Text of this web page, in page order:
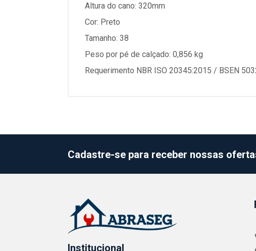
Altura do cano: 320mm
Cor: Preto
Tamanho: 38
Peso por pé de calçado: 0,856 kg
Requerimento NBR ISO 20345:2015 / BSEN
Cadastre-se para receber nossas
Institucional